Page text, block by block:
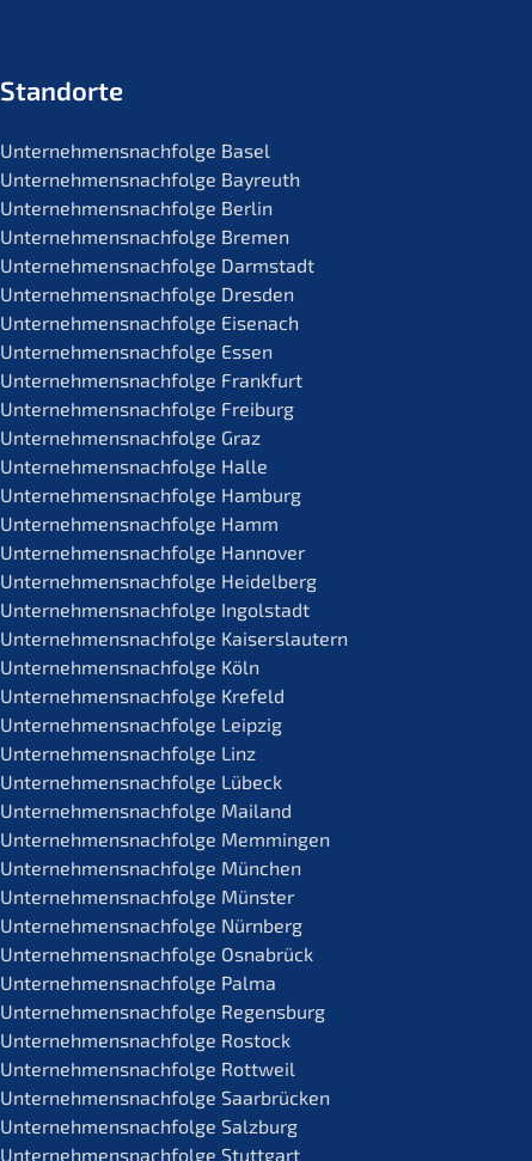
Standorte
Unternehmens­nachfolge Basel
Unternehmens­nachfolge Bayreuth
Unternehmens­nachfolge Berlin
Unternehmens­nachfolge Bremen
Unternehmens­nachfolge Darmstadt
Unternehmens­nachfolge Dresden
Unternehmens­nachfolge Eisenach
Unternehmens­nachfolge Essen
Unternehmens­nachfolge Frankfurt
Unternehmens­nachfolge Freiburg
Unternehmens­nachfolge Graz
Unternehmens­nachfolge Halle
Unternehmens­nachfolge Hamburg
Unternehmens­nachfolge Hamm
Unternehmens­nachfolge Hannover
Unternehmens­nachfolge Heidelberg
Unternehmens­nachfolge Ingolstadt
Unternehmens­nachfolge Kaiserslautern
Unternehmens­nachfolge Köln
Unternehmens­nachfolge Krefeld
Unternehmens­nachfolge Leipzig
Unternehmens­nachfolge Linz
Unternehmens­nachfolge Lübeck
Unternehmens­nachfolge Mailand
Unternehmens­nachfolge Memmingen
Unternehmens­nachfolge München
Unternehmens­nachfolge Münster
Unternehmens­nachfolge Nürnberg
Unternehmens­nachfolge Osnabrück
Unternehmens­nachfolge Palma
Unternehmens­nachfolge Regensburg
Unternehmens­nachfolge Rostock
Unternehmens­nachfolge Rottweil
Unternehmens­nachfolge Saarbrücken
Unternehmens­nachfolge Salzburg
Unternehmens­nachfolge Stuttgart